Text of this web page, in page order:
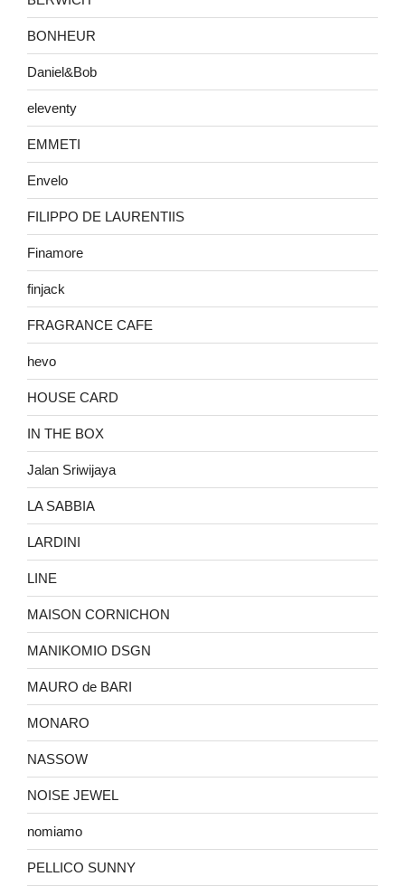
BONHEUR
Daniel&Bob
eleventy
EMMETI
Envelo
FILIPPO DE LAURENTIIS
Finamore
finjack
FRAGRANCE CAFE
hevo
HOUSE CARD
IN THE BOX
Jalan Sriwijaya
LA SABBIA
LARDINI
LINE
MAISON CORNICHON
MANIKOMIO DSGN
MAURO de BARI
MONARO
NASSOW
NOISE JEWEL
nomiamo
PELLICO SUNNY